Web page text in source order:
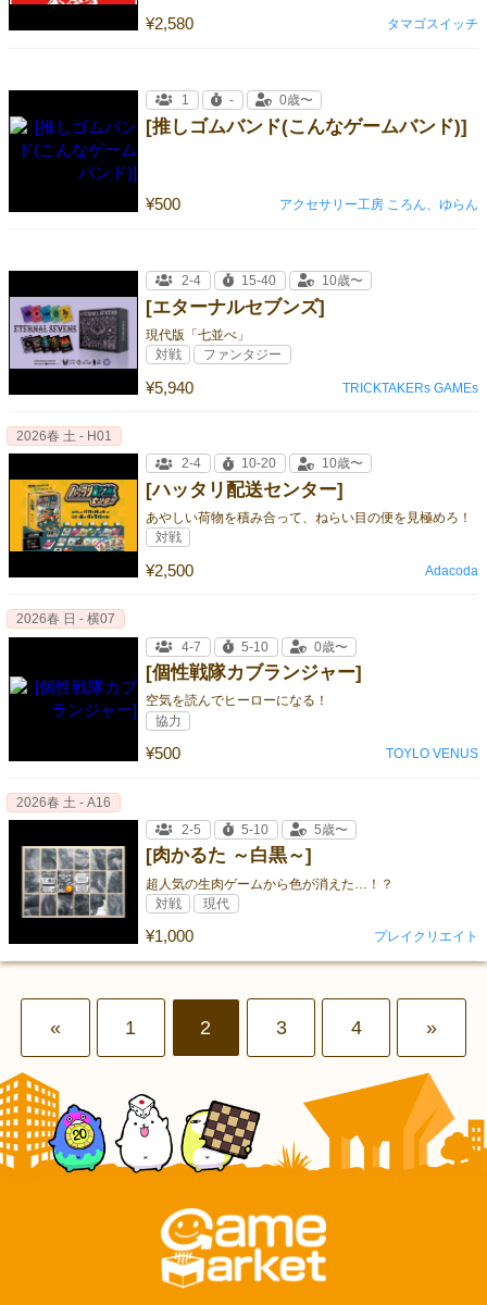
¥2,580 タマゴスイッチ
[推しゴムバンド(こんなゲームバンド)]
¥500
1 - 0歳〜
アクセサリー工房 ころん、ゆらん
[エターナルセブンズ]
現代版「七並べ」
¥5,940
2-4 15-40 10歳〜
対戦 ファンタジー
TRICKTAKERs GAMEs
[ハッタリ配送センター]
あやしい荷物を積み合って、ねらい目の便を見極めろ！
¥2,500
2026春 土 - H01
2-4
10-20 10歳〜
対戦
Adacoda
[個性戦隊カブランジャー]
空気を読んでヒーローになる！
¥500
2026春 日 - 横07
4-7
5-10 0歳〜
協力
TOYLO VENUS
[肉かるた ～白黒～]
超人気の生肉ゲームから色が消えた…！？
¥1,000
2026春 土 - A16
2-5
5-10 5歳〜
対戦 現代
プレイクリエイト
« 1 2 3 4 »